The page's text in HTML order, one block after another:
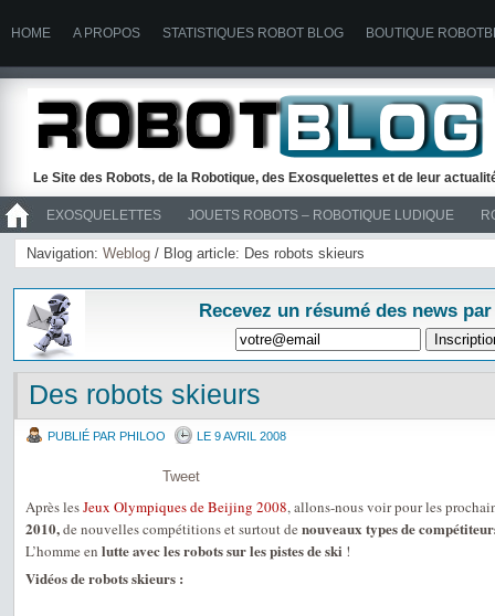
HOME A PROPOS STATISTIQUES ROBOT BLOG BOUTIQUE
Le Site des Robots, de la Robotique, des Exosquelettes et de leur
EXOSQUELETTES JOUETS ROBOTS – ROBOTIQUE LUDIQUE
>> ROBOTS
Navigation: Weblog / Blog article: Des robots skieurs
Recevez un résumé des news
Des robots skieurs
PUBLIÉ PAR PHILOO LE 9 AVRIL 2008
Tweet
Après lesJeux Olympiques de Beijing 2008, allons-nous voir pour les
2010,de nouvelles compétitions et surtout de nouveaux types de
L’homme en lutte avec les robots sur les pistes de ski !
Vidéos de robots skieurs :